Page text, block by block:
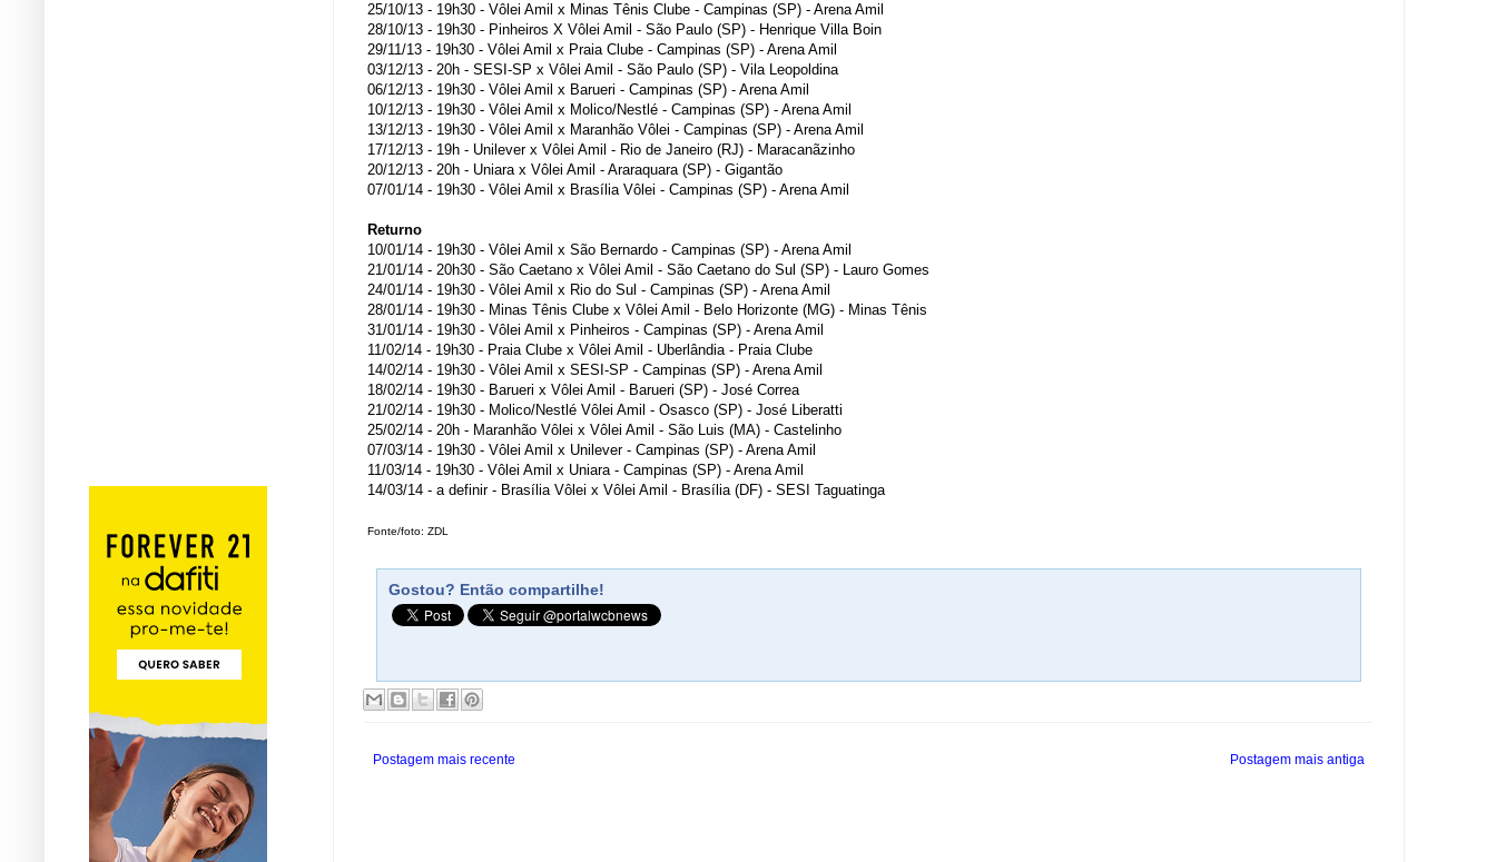
25/10/13 - 19h30 - Vôlei Amil x Minas Tênis Clube - Campinas (SP) - Arena Amil
28/10/13 - 19h30 - Pinheiros X Vôlei Amil - São Paulo (SP) - Henrique Villa Boin
29/11/13 - 19h30 - Vôlei Amil x Praia Clube - Campinas (SP) - Arena Amil
03/12/13 - 20h - SESI-SP x Vôlei Amil - São Paulo (SP) - Vila Leopoldina
06/12/13 - 19h30 - Vôlei Amil x Barueri - Campinas (SP) - Arena Amil
10/12/13 - 19h30 - Vôlei Amil x Molico/Nestlé - Campinas (SP) - Arena Amil
13/12/13 - 19h30 - Vôlei Amil x Maranhão Vôlei - Campinas (SP) - Arena Amil
17/12/13 - 19h - Unilever x Vôlei Amil - Rio de Janeiro (RJ) - Maracanãzinho
20/12/13 - 20h - Uniara x Vôlei Amil - Araraquara (SP) - Gigantão
07/01/14 - 19h30 - Vôlei Amil x Brasília Vôlei - Campinas (SP) - Arena Amil
Returno
10/01/14 - 19h30 - Vôlei Amil x São Bernardo - Campinas (SP) - Arena Amil
21/01/14 - 20h30 - São Caetano x Vôlei Amil - São Caetano do Sul (SP) - Lauro Gomes
24/01/14 - 19h30 - Vôlei Amil x Rio do Sul - Campinas (SP) - Arena Amil
28/01/14 - 19h30 - Minas Tênis Clube x Vôlei Amil - Belo Horizonte (MG) - Minas Tênis
31/01/14 - 19h30 - Vôlei Amil x Pinheiros - Campinas (SP) - Arena Amil
11/02/14 - 19h30 - Praia Clube x Vôlei Amil - Uberlândia - Praia Clube
14/02/14 - 19h30 - Vôlei Amil x SESI-SP - Campinas (SP) - Arena Amil
18/02/14 - 19h30 - Barueri x Vôlei Amil - Barueri (SP) - José Correa
21/02/14 - 19h30 - Molico/Nestlé Vôlei Amil - Osasco (SP) - José Liberatti
25/02/14 - 20h - Maranhão Vôlei x Vôlei Amil - São Luis (MA) - Castelinho
07/03/14 - 19h30 - Vôlei Amil x Unilever - Campinas (SP) - Arena Amil
11/03/14 - 19h30 - Vôlei Amil x Uniara - Campinas (SP) - Arena Amil
14/03/14 - a definir - Brasília Vôlei x Vôlei Amil - Brasília (DF) - SESI Taguatinga
Fonte/foto: ZDL
Gostou? Então compartilhe!
Postagem mais recente Postagem mais antiga